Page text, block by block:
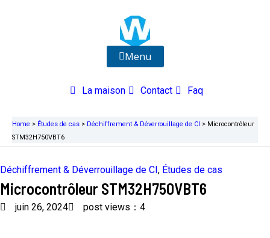
Menu
La maison Contact Faq
Home > Études de cas > Déchiffrement & Déverrouillage de CI > Microcontrôleur
STM32H750VBT6
Déchiffrement & Déverrouillage de CI, Études de cas
Microcontrôleur STM32H750VBT6
juin 26, 2024 post views：4